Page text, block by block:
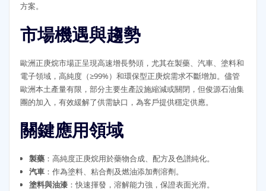
方案。
市場機遇與趨勢
歐洲正庚烷市場正呈現高速增長勢頭，尤其在製藥、汽車、塗料和
電子領域，高純度（≥99%）和環保型正庚烷需求不斷增加。儘管
歐洲本土產量有限，部分主要生產設施縮減或關閉，但俊源石油集
團的加入，有效緩解了供需缺口，為客戶提供穩定供應。
關鍵應用領域
製藥：高純度正庚烷用於藥物合成、配方及色譜純化。
汽車：作為塗料、粘合劑及燃油添加劑溶劑。
塗料與油漆：快速揮發，溶解能力強，保證表面光滑。